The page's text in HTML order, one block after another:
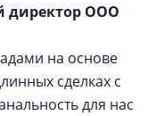
директор ООО
на основе
сделках с
для нас